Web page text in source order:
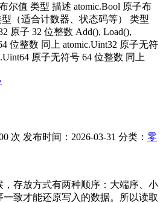
尔值 类型 描述 atomic.Bool 原子布
型（适合计数器、状态码等） 类型
原子 32 位整数 Add(), Load(),
位整数 同上 atomic.Uint32 原子无符
原子无符号 64 位整数 同上
次 发布时间：2026-03-31 分类： 零
存放方式有两种顺序：大端序、小
致才能还原写入的数据。所以读取